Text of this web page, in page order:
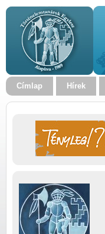
Címlap Hírek